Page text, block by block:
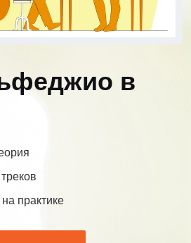
в
практике